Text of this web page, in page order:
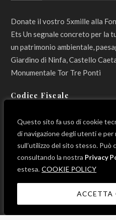
Questo sito fa uso di cookie
di navigazione degli utenti e
sull’utilizzo del sito stesso. Può
consultando la nostra Privacy
estesa. COOKIE POLICY
ACCETTA
Donate il vostro 5xmille alla
Ets Un segnale concreto per la
un patrimonio ambientale,
Giardino di Ninfa, Castello
Monumentale Tor Tre Ponti
Codice Fiscale
LINK UTILI
Progetti